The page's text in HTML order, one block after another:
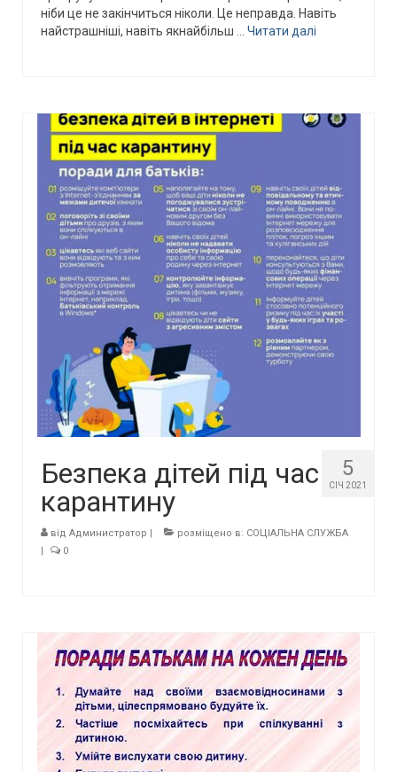
ніби це не закінчиться ніколи. Це неправда. Навіть
найстрашніші, навіть якнайбільш … Читати далі
5
СІЧ 2021
Безпека дітей під час
карантину
від Администратор | розміщено в: СОЦІАЛЬНА СЛУЖБА
|
0